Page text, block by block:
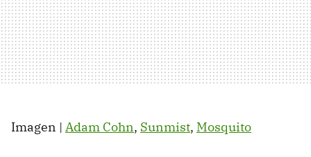
Imagen | Adam Cohn, Sunmist, Mosquito